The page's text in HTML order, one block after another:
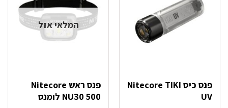
פנס כיס Nitecore TIKI
UV
המלאי אזל
פנס ראש Nitecore
NU30 500 לומנס